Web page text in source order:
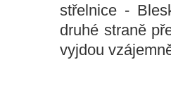
střelnice -
druhé straně
vyjdou